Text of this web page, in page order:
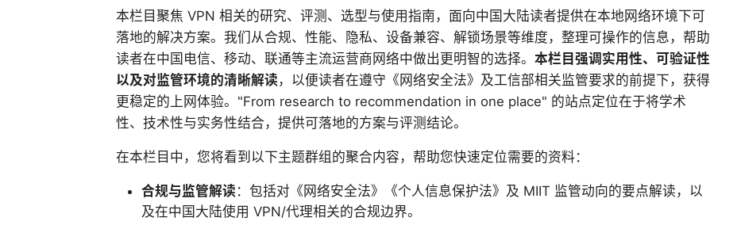
本栏目聚焦 VPN 相关的研究、评测、选型与使用指南，面向中国大陆读者提供在本地网络环境下可
落地的解决方案。我们从合规、性能、隐私、设备兼容、解锁场景等维度，整理可操作的信息，帮助
读者在中国电信、移动、联通等主流运营商网络中做出更明智的选择。 本栏目强调实用性、可验证性
以及对监管环境的清晰解读 ，以便读者在遵守《网络安全法》及工信部相关监管要求的前提下，获得
更稳定的上网体验。"From research to recommendation in one place" 的站点定位在于将学术
性、技术性与实务性结合，提供可落地的方案与评测结论。
在本栏目中，您将看到以下主题群组的聚合内容，帮助您快速定位需要的资料：
合规与监管解读 ：包括对《网络安全法》《个人信息保护法》及 MIIT 监管动向的要点解读，以
及在中国大陆使用 VPN/代理相关的合规边界。